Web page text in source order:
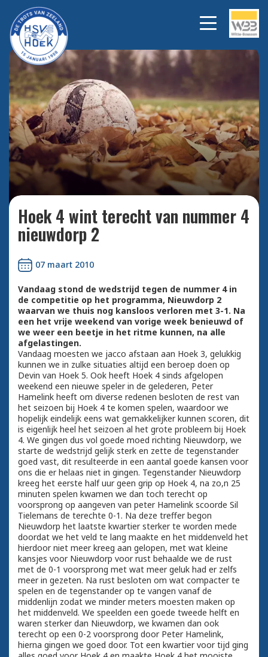
Bekijk alle foto's
Hoek 4 wint terecht van nummer 4
nieuwdorp 2
07 maart 2010
Vandaag stond de wedstrijd tegen de nummer 4 in
de competitie op het programma, Nieuwdorp 2
waarvan we thuis nog kansloos verloren met 3-1. Na
een het vrije weekend van vorige week benieuwd of
we weer een beetje in het ritme kunnen, na alle
afgelastingen.
Vandaag moesten we jacco afstaan aan Hoek 3, gelukkig
kunnen we in zulke situaties altijd een beroep doen op
Devin van Hoek 5. Ook heeft Hoek 4 sinds afgelopen
weekend een nieuwe speler in de gelederen, Peter
Hamelink heeft om diverse redenen besloten de rest van
het seizoen bij Hoek 4 te komen spelen, waardoor we
hopelijk eindelijk eens wat gemakkelijker kunnen scoren, dit
is eigenlijk heel het seizoen al het grote probleem bij Hoek
4. We gingen dus vol goede moed richting Nieuwdorp, we
starte de wedstrijd gelijk sterk en zette de tegenstander
goed vast, dit resulteerde in een aantal goede kansen voor
ons die er helaas niet in gingen. Tegenstander Nieuwdorp
kreeg het eerste half uur geen grip op Hoek 4, na zo,n 25
minuten spelen kwamen we dan toch terecht op
voorsprong op aangeven van peter Hamelink scoorde Sil
Tielemans de terechte 0-1. Na deze treffer begon
Nieuwdorp het laatste kwartier sterker te worden mede
doordat we het veld te lang maakte en het middenveld het
hierdoor niet meer kreeg aan gelopen, met wat kleine
kansjes voor Nieuwdorp voor rust behaalde we de rust
met de 0-1 voorsprong met wat meer geluk had er zelfs
meer in gezeten. Na rust besloten om wat compacter te
spelen en de tegenstander op te vangen vanaf de
middenlijn zodat we minder meters moesten maken op
het middenveld. We speelden een goede tweede helft en
waren sterker dan Nieuwdorp, we kwamen dan ook
terecht op een 0-2 voorsprong door Peter Hamelink,
hierna gingen we goed door. Tot een kwartier voor tijd ging